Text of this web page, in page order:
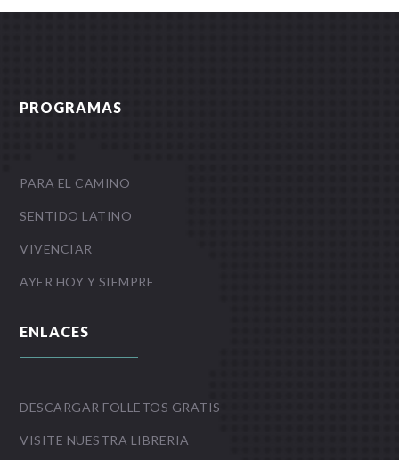
PROGRAMAS
PARA EL CAMINO
SENTIDO LATINO
VIVENCIAR
AYER HOY Y SIEMPRE
ENLACES
DESCARGAR FOLLETOS GRATIS
VISITE NUESTRA LIBRERIA